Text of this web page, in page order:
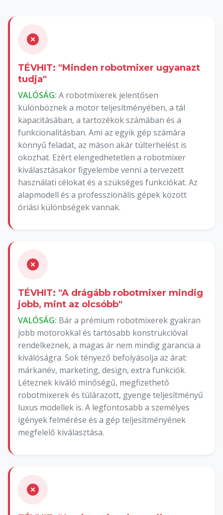
TÉVHIT: "Minden robotmixer ugyanazt
tudja"
VALÓSÁG: A robotmixerek jelentősen
különböznek a motor teljesítményében, a tál
kapacitásában, a tartozékok számában és a
funkcionalitásban. Ami az egyik gép számára
könnyű feladat, az máson akár túlterhelést is
okozhat. Ezért elengedhetetlen a robotmixer
kiválasztásakor figyelembe venni a tervezett
használati célokat és a szükséges funkciókat. Az
alapmodell és a professzionális gépek között
óriási különbségek vannak.
TÉVHIT: "A drágább robotmixer mindig
jobb, mint az olcsóbb"
VALÓSÁG: Bár a prémium robotmixerek gyakran
jobb motorokkal és tartósabb konstrukcióval
rendelkeznek, a magas ár nem mindig garancia a
kiválóságra. Sok tényező befolyásolja az árat:
márkanév, marketing, design, extra funkciók.
Léteznek kiváló minőségű, megfizethető
robotmixerek és túlárazott, gyenge teljesítményű
luxus modellek is. A legfontosabb a személyes
igények felmérése és a gép teljesítményének
megfelelő kiválasztása.